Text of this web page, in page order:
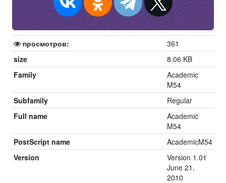
просмотров:
361
size
8.06 KB
Family
Academic
M54
Subfamily
Regular
Full name
Academic
M54
PostScript name
AcademicM54
Version
Version 1.01
June 21,
2010